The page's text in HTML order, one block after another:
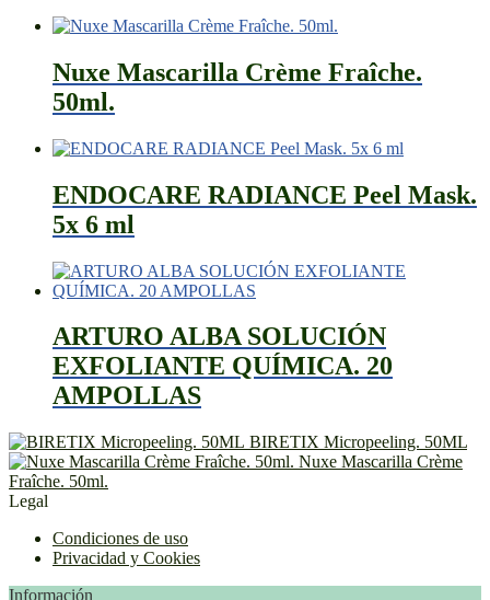
Nuxe Mascarilla Crème Fraîche.
50ml.
ENDOCARE RADIANCE Peel Mask.
5x 6 ml
ARTURO ALBA SOLUCIÓN
EXFOLIANTE QUÍMICA. 20
AMPOLLAS
BIRETIX Micropeeling. 50ML
Nuxe Mascarilla Crème
Fraîche. 50ml.
Legal
Condiciones de uso
Privacidad y Cookies
Información